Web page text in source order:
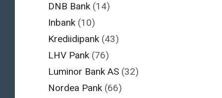
DNB Bank (14)
Inbank (10)
Krediidipank (43)
LHV Pank (76)
Luminor Bank AS (32)
Nordea Pank (66)